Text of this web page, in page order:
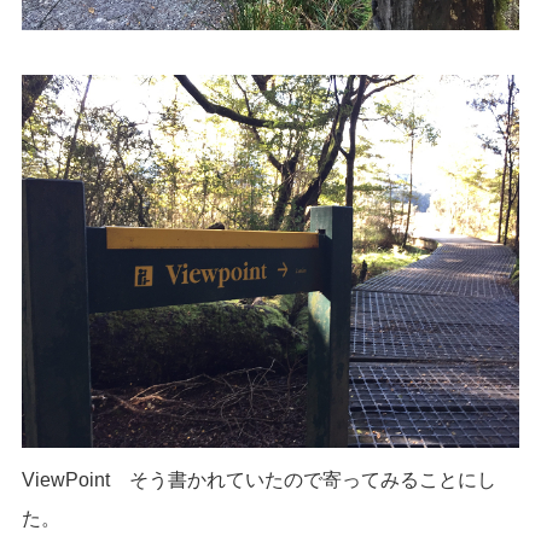
ViewPoint そう書かれていたので寄ってみることにし
た。